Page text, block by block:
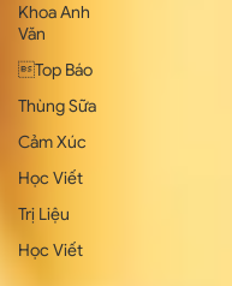
Khoa Anh
Văn
Top Báo
Thùng Sữa
Cảm Xúc
Học Viết
Trị Liệu
Học Viết